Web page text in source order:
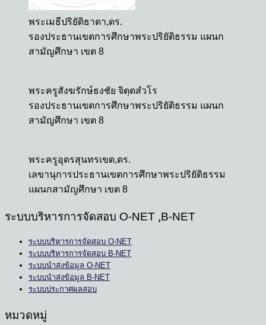
พระเมธีปริยัติธาดา,ดร.
รองประธานเขตการศึกษาพระปริยัติธรรม แผนก
สามัญศึกษา เขต 8
พระครูสังฆรักษ์ธงชัย จิตฺตสํวโร
รองประธานเขตการศึกษาพระปริยัติธรรม แผนก
สามัญศึกษา เขต 8
พระครูอุดรสุนทรเขต,ดร.
เลขานุการประธานเขตการศึกษาพระปริยัติธรรม
แผนกสามัญศึกษา เขต 8
ระบบบริหารการจัดสอบ O-NET ,ฺB-NET
ระบบบริหารการจัดสอบ O-NET
ระบบบริหารการจัดสอบ B-NET
ระบบนำส่งข้อมูล O-NET
ระบบนำส่งข้อมูล B-NET
ระบบประกาศผลสอบ
หมวดหมู่